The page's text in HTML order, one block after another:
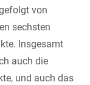
von
sechsten
Insgesamt
auch die
und auch das